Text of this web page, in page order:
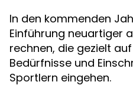
In den kommenden
Einführung neuartiger
rechnen, die gezielt
Bedürfnisse und
Sportlern eingehen.